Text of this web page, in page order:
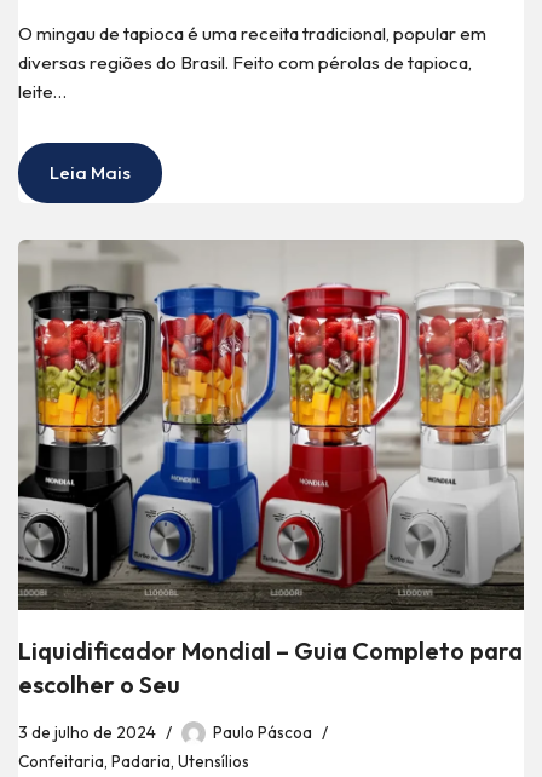
O mingau de tapioca é uma receita tradicional, popular em
diversas regiões do Brasil. Feito com pérolas de tapioca,
leite…
Leia Mais
Liquidificador Mondial – Guia Completo para
escolher o Seu
3 de julho de 2024
Paulo Páscoa
Confeitaria, Padaria, Utensílios